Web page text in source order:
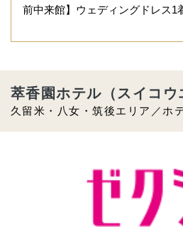
前中来館】ウェディングドレス1
久留米・八女・筑後エリア／ホ
萃香園ホテル（スイコウ